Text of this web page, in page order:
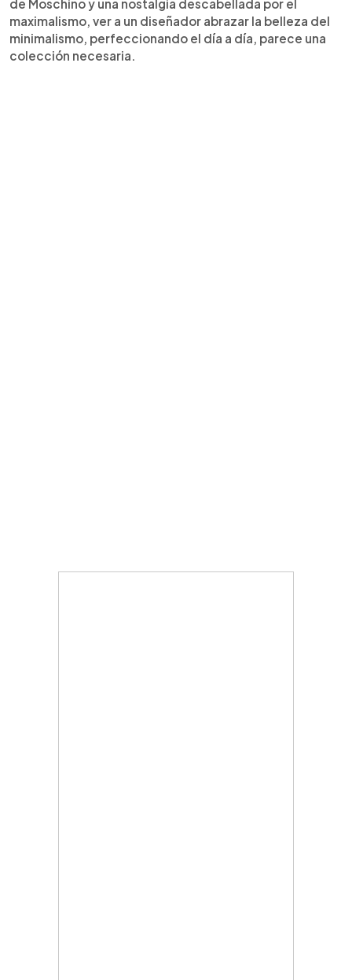
de Moschino y una nostalgia descabellada por el
maximalismo, ver a un diseñador abrazar la belleza del
minimalismo, perfeccionando el día a día, parece una
colección necesaria.